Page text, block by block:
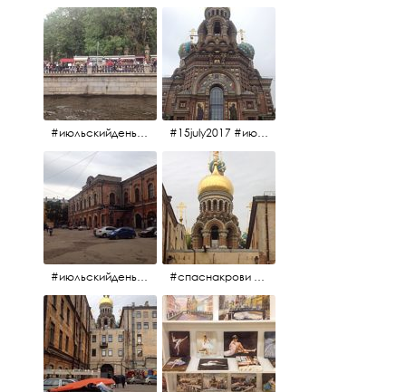
#июльскийдень2017 #15july2017 #15july2017 #июльскийдень2017 #спаснакрови
#июльскийдень2017 #15july2017 #спаснакрови #июльскийдень2017